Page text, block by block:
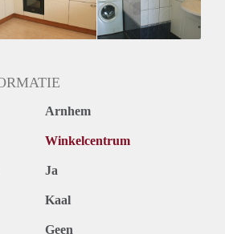
Arnhem
Winkelcentrum
Ja
Kaal
Geen